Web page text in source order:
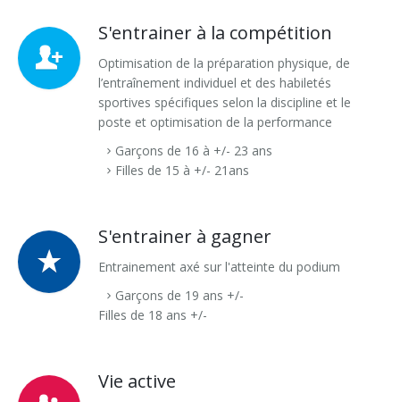
S'entrainer à la compétition
Optimisation de la préparation physique, de
l’entraînement individuel et des habiletés
sportives spécifiques selon la discipline et le
poste et optimisation de la performance
Garçons de 16 à +/- 23 ans
Filles de 15 à +/- 21ans
S'entrainer à gagner
Entrainement axé sur l'atteinte du podium
Garçons de 19 ans +/-
Filles de 18 ans +/-
Vie active